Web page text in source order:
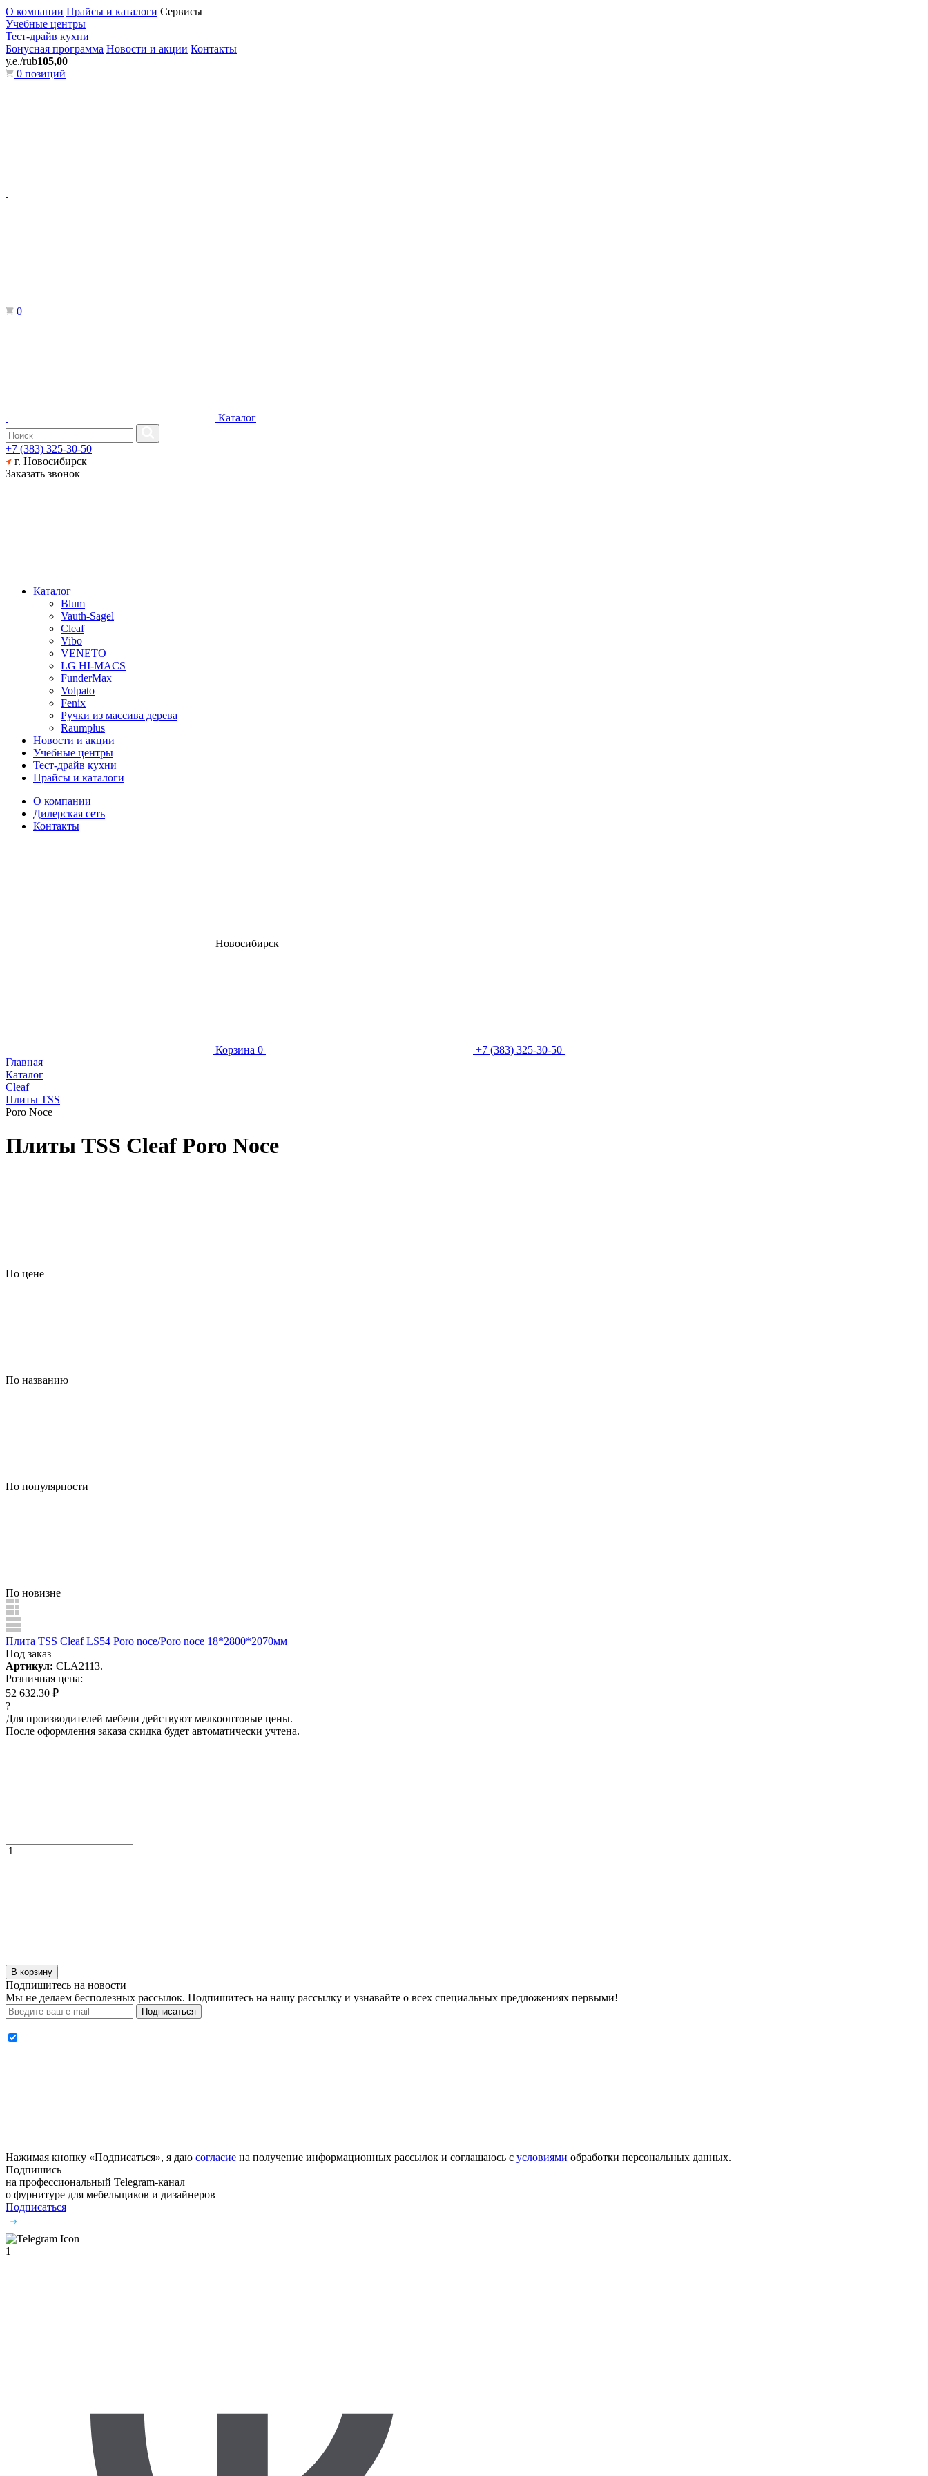
О компании Прайсы и каталоги Сервисы
Учебные центры
Тест-драйв кухни
Бонусная программа Новости и акции Контакты
у.е./rub105,00
0 позиций
0
Каталог
+7 (383) 325-30-50
г. Новосибирск
Заказать звонок
Каталог
Blum
Vauth-Sagel
Cleaf
Vibo
VENETO
LG HI-MACS
FunderMax
Volpato
Fenix
Ручки из массива дерева
Raumplus
Новости и акции
Учебные центры
Тест-драйв кухни
Прайсы и каталоги
О компании
Дилерская сеть
Контакты
Новосибирск
Корзина 0
+7 (383) 325-30-50
Главная
Каталог
Cleaf
Плиты TSS
Poro Noce
Плиты TSS Cleaf Poro Noce
По цене
По названию
По популярности
По новизне
Плита TSS Cleaf LS54 Poro noce/Poro noce 18*2800*2070мм
Под заказ
Артикул: CLA2113.
Розничная цена:
52 632.30 ₽
?
Для производителей мебели действуют мелкооптовые цены.
После оформления заказа скидка будет автоматически учтена.
В корзину
Подпишитесь на новости
Мы не делаем бесполезных рассылок. Подпишитесь на нашу рассылку и узнавайте о всех специальных предложениях первыми!
Подписаться
Нажимая кнопку «Подписаться», я даю согласие на получение информационных рассылок и соглашаюсь с условиями обработки персональных данных.
Подпишись
на профессиональный Telegram-канал
о фурнитуре для мебельщиков и дизайнеров
Подписаться
1